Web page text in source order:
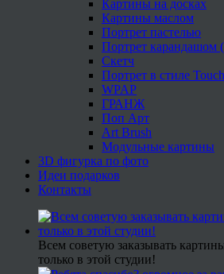
Картины на досках
Картины маслом
Портрет пастелью
Портрет карандашом
Скетч
Портрет в стиле
WPAP
ГРАНЖ
Поп Арт
Art Brush
Модульные картины
3D фигурка по фото
Идеи подарков
Контакты
Всем советую заказывать
только в этой студии!